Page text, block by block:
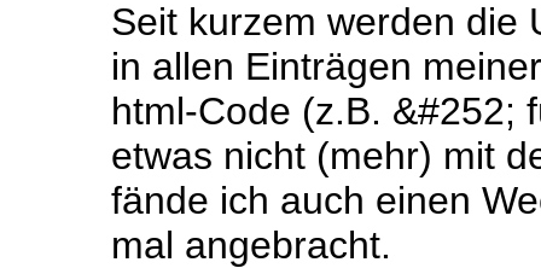
Seit kurzem werden die
in allen Einträgen
html-Code (z.B. &#252;
etwas nicht (mehr) mit
fände ich auch einen
mal angebracht.